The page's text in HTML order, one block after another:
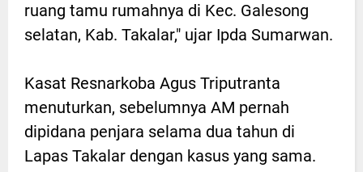
ruang tamu rumahnya di Kec. Galesong
selatan, Kab. Takalar," ujar Ipda Sumarwan.
Kasat Resnarkoba Agus Triputranta
menuturkan, sebelumnya AM pernah
dipidana penjara selama dua tahun di
Lapas Takalar dengan kasus yang sama.